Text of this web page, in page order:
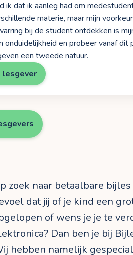
ik dat ik aanleg had om
materie, maar mijn
bij de student ontdekken is
en probeer vanaf dit
een tweede natuur.
lesgever
zoek naar betaalbare
dat jij of je kind een
of wens je je te
Dan ben je bij
hebben namelijk